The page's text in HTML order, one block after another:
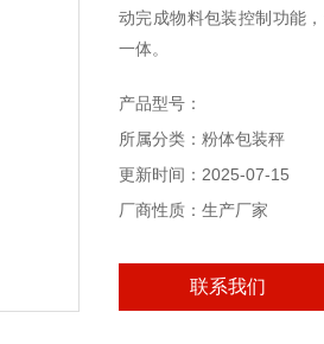
动完成物料包装控制功能
一体。
产品型号：
所属分类：粉体包装秤
更新时间：2025-07-15
厂商性质：生产厂家
联系我们